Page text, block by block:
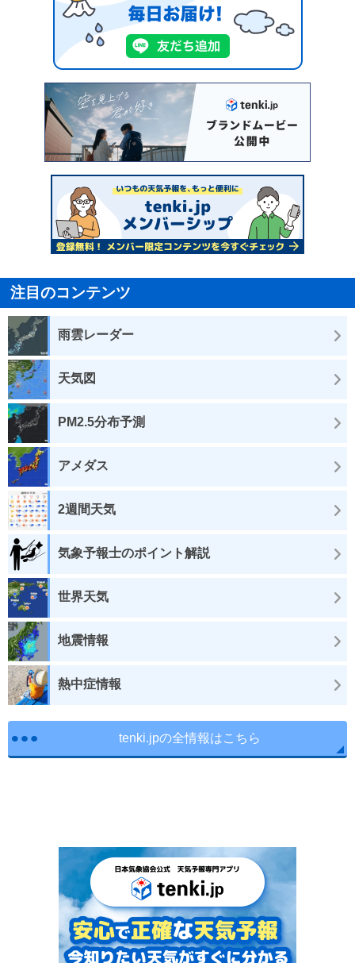
注目のコンテンツ
雨雲レーダー
天気図
PM2.5分布予測
アメダス
2週間天気
気象予報士のポイント解説
世界天気
地震情報
熱中症情報
tenki.jpの全情報はこちら